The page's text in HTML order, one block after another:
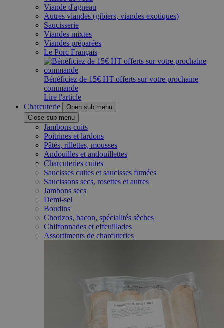
Viande d'agneau
Autres viandes (gibiers, viandes exotiques)
Saucisserie
Viandes mixtes
Viandes préparées
Le Porc Français
Bénéficiez de 15€ HT offerts sur votre prochaine
commande
Lire l'article
Charcuterie
Open sub menu
Close sub menu
Jambons cuits
Poitrines et lardons
Pâtés, rillettes, mousses
Andouilles et andouillettes
Charcuteries cuites
Saucisses cuites et saucisses fumées
Saucissons secs, rosettes et autres
Jambons secs
Demi-sel
Boudins
Chorizos, bacon, spécialités sèches
Chiffonnades et effeuillades
Assortiments de charcuteries